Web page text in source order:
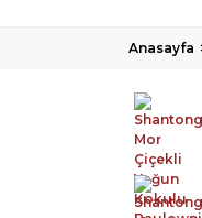
Anasayfa